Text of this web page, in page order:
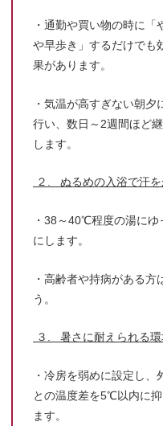
・通勤や買い物の時に「
や早歩き」するだけでも
果があります。
・気温が高すぎない朝夕
行い、数日～2週間ほど
します。
２. ぬるめの入浴で汗を
・38～40℃程度の湯に
にします。
・高齢者や持病がある方
う。
３. 暑さに耐えられる環
・冷房を弱めに設定し、
との温度差を5℃以内に抑
ます。